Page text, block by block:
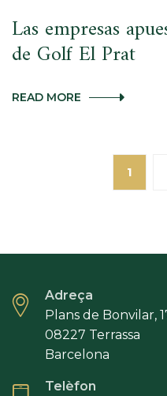
Las empresas
de Golf El Prat
READ MORE LAS
1
Adreça
Plans de Bonvilar,
08227 Terrassa
Barcelona
Telèfon